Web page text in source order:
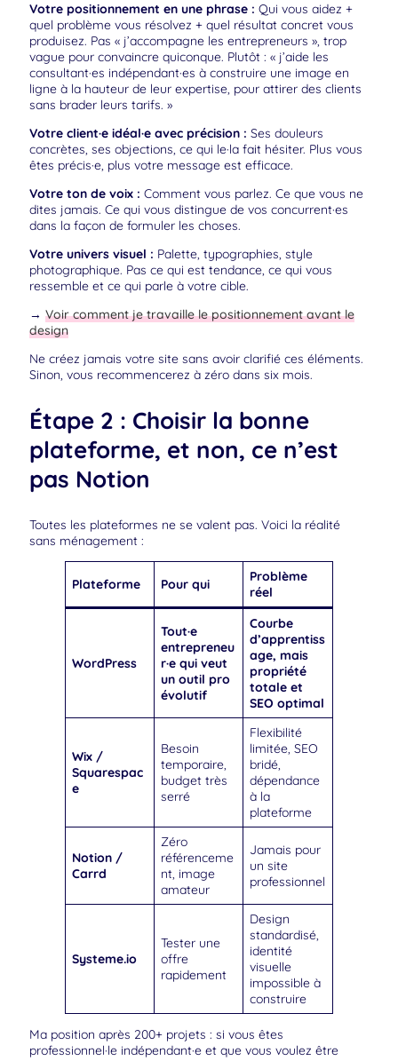
Votre positionnement en une phrase : Qui vous aidez +
quel problème vous résolvez + quel résultat concret vous
produisez. Pas « j’accompagne les entrepreneurs », trop
vague pour convaincre quiconque. Plutôt : « j’aide les
consultant·es indépendant·es à construire une image en
ligne à la hauteur de leur expertise, pour attirer des clients
sans brader leurs tarifs. »
Votre client·e idéal·e avec précision : Ses douleurs
concrètes, ses objections, ce qui le·la fait hésiter. Plus vous
êtes précis·e, plus votre message est efficace.
Votre ton de voix : Comment vous parlez. Ce que vous ne
dites jamais. Ce qui vous distingue de vos concurrent·es
dans la façon de formuler les choses.
Votre univers visuel : Palette, typographies, style
photographique. Pas ce qui est tendance, ce qui vous
ressemble et ce qui parle à votre cible.
→ Voir comment je travaille le positionnement avant le
design
Ne créez jamais votre site sans avoir clarifié ces éléments.
Sinon, vous recommencerez à zéro dans six mois.
Étape 2 : Choisir la bonne
plateforme, et non, ce n’est
pas Notion
Toutes les plateformes ne se valent pas. Voici la réalité
sans ménagement :
Plateforme Pour qui
Problème
réel
WordPress
Tout·e
entrepreneu
r·e qui veut
un outil pro
évolutif
Courbe
d’apprentiss
age, mais
propriété
totale et
SEO optimal
Wix /
Squarespac
e
Besoin
temporaire,
budget très
serré
Flexibilité
limitée, SEO
bridé,
dépendance
à la
plateforme
Notion /
Carrd
Zéro
référenceme
nt, image
amateur
Jamais pour
un site
professionnel
Systeme.io
Tester une
offre
rapidement
Design
standardisé,
identité
visuelle
impossible à
construire
Ma position après 200+ projets : si vous êtes
professionnel·le indépendant·e et que vous voulez être